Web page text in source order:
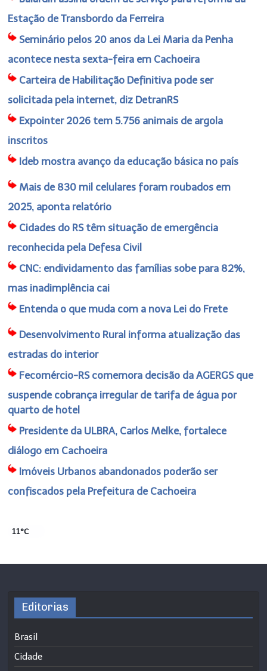
Estação de Transbordo da Ferreira
Seminário pelos 20 anos da Lei Maria da Penha
acontece nesta sexta-feira em Cachoeira
Carteira de Habilitação Definitiva pode ser
solicitada pela internet, diz DetranRS
Expointer 2026 tem 5.756 animais de argola
inscritos
Ideb mostra avanço da educação básica no país
Mais de 830 mil celulares foram roubados em
2025, aponta relatório
Cidades do RS têm situação de emergência
reconhecida pela Defesa Civil
CNC: endividamento das famílias sobe para 82%,
mas inadimplência cai
Entenda o que muda com a nova Lei do Frete
Desenvolvimento Rural informa atualização das
estradas do interior
Fecomércio-RS comemora decisão da AGERGS que
suspende cobrança irregular de tarifa de água por
quarto de hotel
Presidente da ULBRA, Carlos Melke, fortalece
diálogo em Cachoeira
Imóveis Urbanos abandonados poderão ser
confiscados pela Prefeitura de Cachoeira
11°C
Editorias
Brasil
Cidade